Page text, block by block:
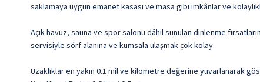
saklamaya uygun emanet kasası ve masa gibi imkânlar ve
Açık havuz, sauna ve spor salonu dâhil sunulan dinlenme
servisiyle sörf alanına ve kumsala ulaşmak çok kolay.
Uzaklıklar en yakın 0.1 mil ve kilometre değerine yuvarlanarak